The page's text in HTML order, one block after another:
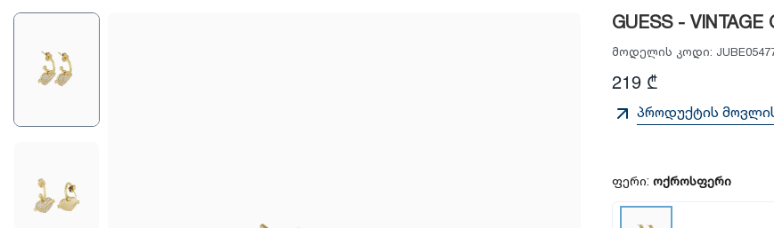
GUESS - VINTAGE
მოდელის კოდი:
219 ₾
პროდუქტის
ფერი: ოქროსფერი